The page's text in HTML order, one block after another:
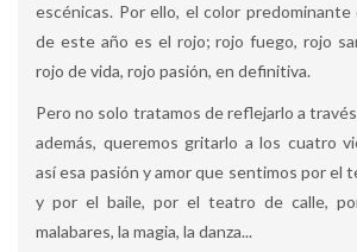
escénicas. Por ello, el color
de este año es el rojo; rojo fuego, rojo
rojo de vida, rojo pasión, en definitiva.
Pero no solo tratamos de reflejarlo a
además, queremos gritarlo a los cuatro
así esa pasión y amor que sentimos por el
y por el baile, por el teatro de calle,
malabares, la magia, la danza...